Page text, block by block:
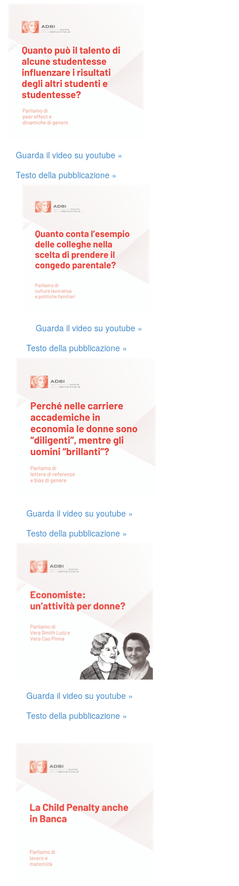
Guarda il video su youtube »
Testo della pubblicazione »
Guarda il video su youtube »
Testo della pubblicazione »
Guarda il video su youtube »
Testo della pubblicazione »
Guarda il video su youtube »
Testo della pubblicazione »